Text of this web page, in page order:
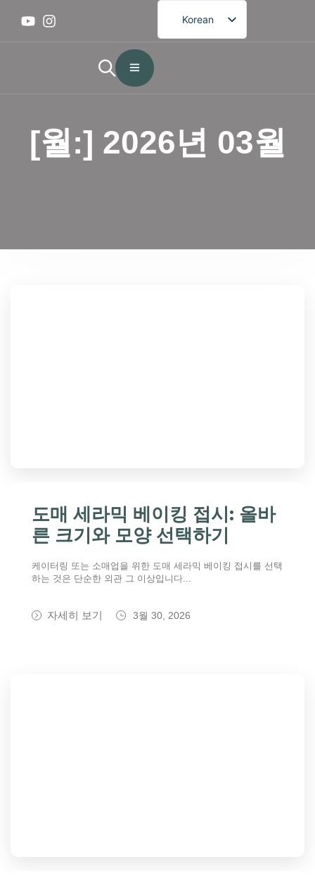
Korean
English
Portuguese
Arabic
[월:] 2026년 03월
도매 세라믹 베이킹 접시: 올바
른 크기와 모양 선택하기
케이터링 또는 소매업을 위한 도매 세라믹 베이킹 접시를 선택
하는 것은 단순한 외관 그 이상입니다...
자세히 보기 3월 30, 2026